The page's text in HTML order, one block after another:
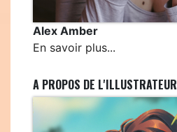
Alex Amber
En savoir plus...
A PROPOS DE L'ILLUSTRATEUR